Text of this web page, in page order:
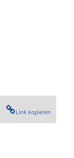
Link kopieren